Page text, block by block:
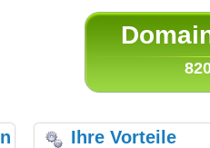
Ihre Vorteile